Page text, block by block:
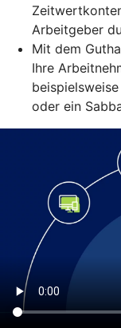
Arbeitgeber
Mit dem
Ihre
oder ein